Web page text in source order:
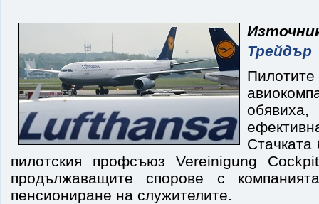
Трейдър
пилотския профсъюз Vereinigung
продължаващите спорове с
пенсиониране на служителите.